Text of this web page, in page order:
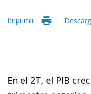
Imprimir
En el 2T, el PIB